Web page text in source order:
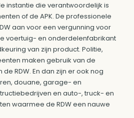
instantie die verantwoordelijk is
of de APK. De professionele
aan voor een vergunning voor
voertuig- en onderdelenfabrikant
van zijn product. Politie,
maken gebruik van de
RDW. En dan zijn er ook nog
douane, garage- en
en auto-, truck- en
waarmee de RDW een nauwe